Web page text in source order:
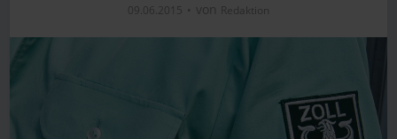
09.06.2015 von Redaktion